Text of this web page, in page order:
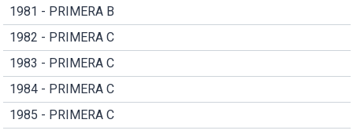
1981 - PRIMERA B
1982 - PRIMERA C
1983 - PRIMERA C
1984 - PRIMERA C
1985 - PRIMERA C